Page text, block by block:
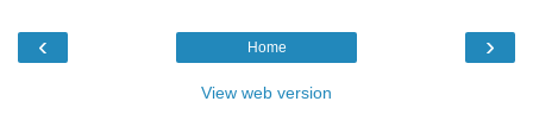
‹ ›
Home
View web version